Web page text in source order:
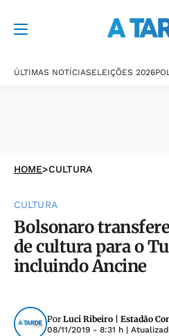
ÚLTIMAS NOTÍCIASELEIÇÕES 2026
HOME>CULTURA
CULTURA
Bolsonaro
de cultura para o
incluindo Ancine
Por Luci Ribeiro | Estadão
08/11/2019 - 8:31 h |